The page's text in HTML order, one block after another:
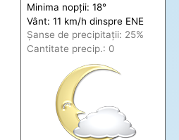
Minima nopții: 18°
Vânt: 11 km/h dinspre ENE
Șanse de precipitații: 25%
Cantitate precip.: 0